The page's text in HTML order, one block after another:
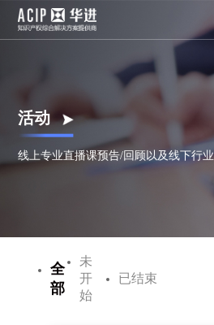
活动
线上专业直播课预告/回顾以及线下行
全
部
未
开
始
已结束